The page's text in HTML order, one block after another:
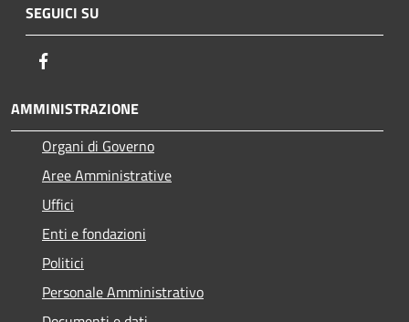
SEGUICI SU
AMMINISTRAZIONE
Organi di Governo
Aree Amministrative
Uffici
Enti e fondazioni
Politici
Personale Amministrativo